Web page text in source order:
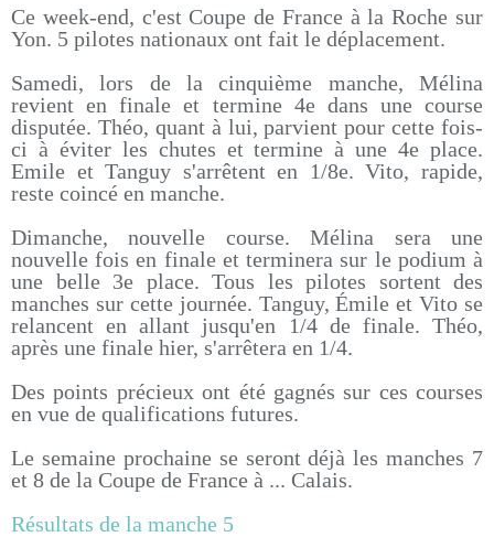
Ce week-end, c'est Coupe de France à la Roche sur
Yon. 5 pilotes nationaux ont fait le déplacement.
Samedi, lors de la cinquième manche, Mélina
revient en finale et termine 4e dans une course
disputée. Théo, quant à lui, parvient pour cette fois-
ci à éviter les chutes et termine à une 4e place.
Emile et Tanguy s'arrêtent en 1/8e. Vito, rapide,
reste coincé en manche.
Dimanche, nouvelle course. Mélina sera une
nouvelle fois en finale et terminera sur le podium à
une belle 3e place. Tous les pilotes sortent des
manches sur cette journée. Tanguy, Émile et Vito se
relancent en allant jusqu'en 1/4 de finale. Théo,
après une finale hier, s'arrêtera en 1/4.
Des points précieux ont été gagnés sur ces courses
en vue de qualifications futures.
Le semaine prochaine se seront déjà les manches 7
et 8 de la Coupe de France à ... Calais.
Résultats de la manche 5